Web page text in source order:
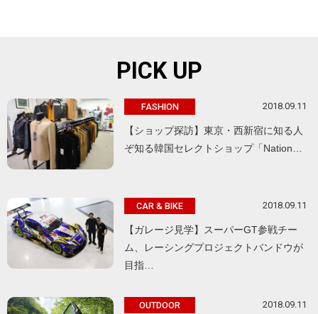
PICK UP
FASHION 2018.09.11
【ショップ探訪】東京・西新宿に知る人
ぞ知る韓国セレクトショップ「Nation…
CAR & BIKE 2018.09.11
【ガレージ見学】スーパーGT参戦チー
ム、レーシングプロジェクトバンドウが
目指…
OUTDOOR 2018.09.11